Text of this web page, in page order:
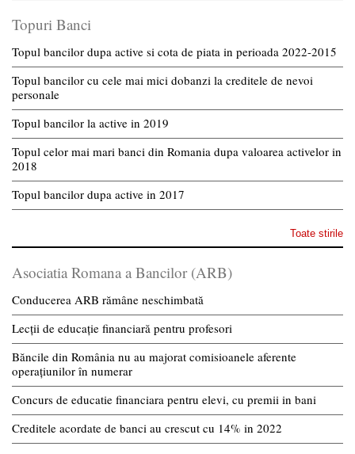
Topuri Banci
Topul bancilor dupa active si cota de piata in perioada 2022-2015
Topul bancilor cu cele mai mici dobanzi la creditele de nevoi
personale
Topul bancilor la active in 2019
Topul celor mai mari banci din Romania dupa valoarea activelor in
2018
Topul bancilor dupa active in 2017
Toate stirile
Asociatia Romana a Bancilor (ARB)
Conducerea ARB rămâne neschimbată
Lecții de educație financiară pentru profesori
Băncile din România nu au majorat comisioanele aferente
operațiunilor în numerar
Concurs de educatie financiara pentru elevi, cu premii in bani
Creditele acordate de banci au crescut cu 14% in 2022